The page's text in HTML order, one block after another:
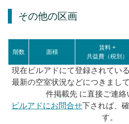
その他の区画
階数 面積
賃料 +
共益費（税別）
現在ビルアドにて登録されてい
最新の空室状況などにつきまし
件掲載先 に直接ご連絡
ビルアドにお問合せ下されば、
す。